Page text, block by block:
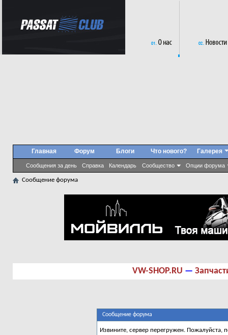
Главная Форум
Сообщения за день Справка Календарь Сообщество Опции форума
Блоги Что нового? Галерея
Сообщение форума
VW-SHOP.RU —
Сообщение форума
Извините, сервер перегружен. Пожалуйста,